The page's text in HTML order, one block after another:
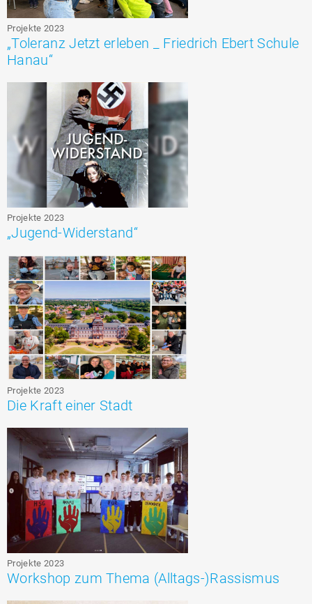
Projekte 2023
„Toleranz Jetzt erleben _ Friedrich Ebert Schule
Hanau“
Projekte 2023
„Jugend-Widerstand“
Projekte 2023
Die Kraft einer Stadt
Projekte 2023
Workshop zum Thema (Alltags-)Rassismus